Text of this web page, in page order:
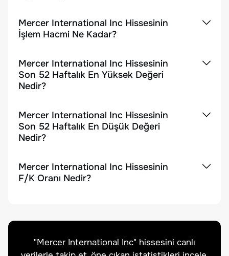
Mercer International Inc Hissesinin
İşlem Hacmi Ne Kadar?
Mercer International Inc Hissesinin
Son 52 Haftalık En Yüksek Değeri
Nedir?
Mercer International Inc Hissesinin
Son 52 Haftalık En Düşük Değeri
Nedir?
Mercer International Inc Hissesinin
F/K Oranı Nedir?
"Mercer International Inc" hissesini canlı